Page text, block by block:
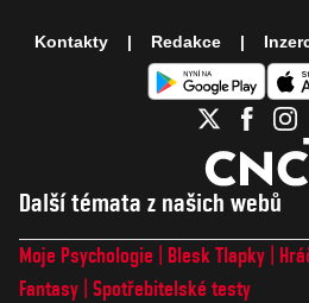
Další témata z našich webů
Moje Psychologie Blesk Tlapky
Fantasy Spotřebitelské testy
Kontakty Redakce